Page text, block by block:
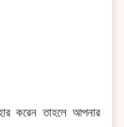
করেন তাহলে আপনার